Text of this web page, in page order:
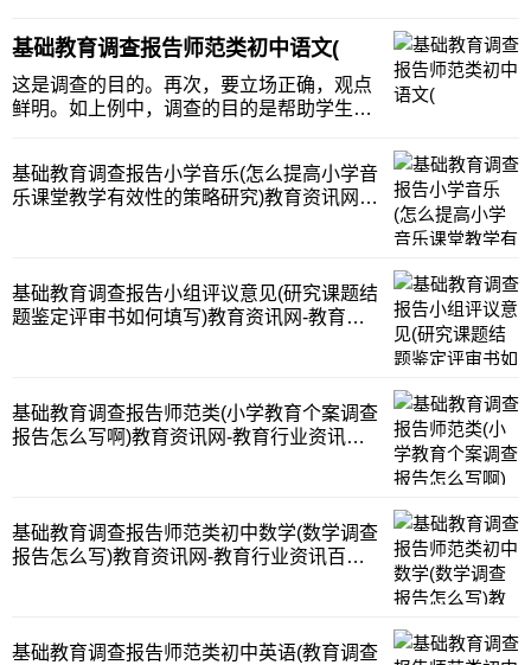
查提纲，征求各方面的意见，送交指导教师
审阅。 教育调查报告 求一篇小学教育调查研
究报告。 2000字左右的
基础教育调查报告师范类初中语文(
这是调查的目的。再次，要立场正确，观点
鲜明。如上例中，调查的目的是帮助学生树
惯和问题。调查报告一般由标题和正文两部
分组成。教育调查报告我用QQ发给你。
基础教育调查报告小学音乐(怎么提高小学音
乐课堂教学有效性的策略研究)教育资讯网-
基础教育调查报告小组评议意见(研究课题结
题鉴定评审书如何填写)教育资讯网-教育行
基础教育调查报告师范类(小学教育个案调查
报告怎么写啊)教育资讯网-教育行业资讯百
基础教育调查报告师范类初中数学(数学调查
报告怎么写)教育资讯网-教育行业资讯百科
基础教育调查报告师范类初中英语(教育调查